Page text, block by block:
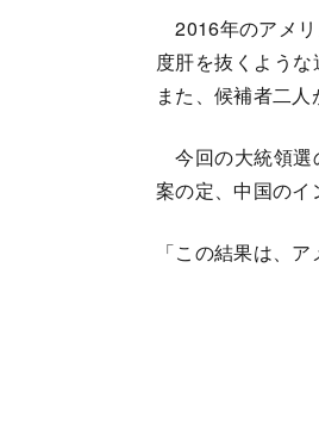
2016年のアメ
度肝を抜くよう
また、候補者二
今回の大統領選
案の定、中国のイ
「この結果は、